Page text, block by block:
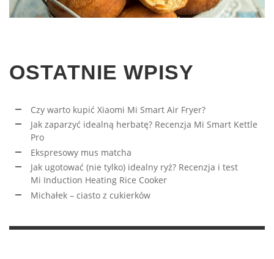
OSTATNIE WPISY
Czy warto kupić Xiaomi Mi Smart Air Fryer?
Jak zaparzyć idealną herbatę? Recenzja Mi Smart Kettle
Pro
Ekspresowy mus matcha
Jak ugotować (nie tylko) idealny ryż? Recenzja i test
Mi Induction Heating Rice Cooker
Michałek – ciasto z cukierków